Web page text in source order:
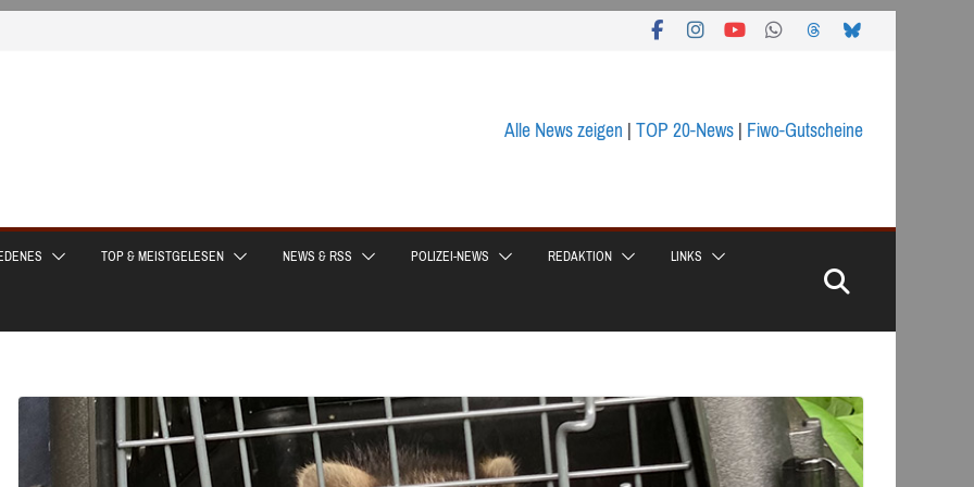
Alle News zeigen|TOP 20-News|Fiwo-Gutscheine
TOP & MEISTGELESEN NEWS & RSS POLIZEI-NEWS REDAKTION LINKS